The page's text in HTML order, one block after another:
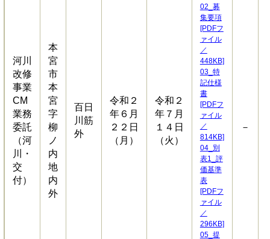
河川
改修
事業
CM
業務
委託
（河
川・
交
付）
本
宮
市
本
宮
字
柳
ノ
内
地
内
外
百日
川筋
外
令和２
年６月
２２日
（月）
令和２
年７月
１４日
（火）
02_募
集要項
[PDFフ
ァイル
／
448KB]
03_特
記仕様
書
[PDFフ
ァイル
／
814KB]
04_別
表1_評
価基準
表
[PDFフ
ァイル
／
296KB]
05_提
－